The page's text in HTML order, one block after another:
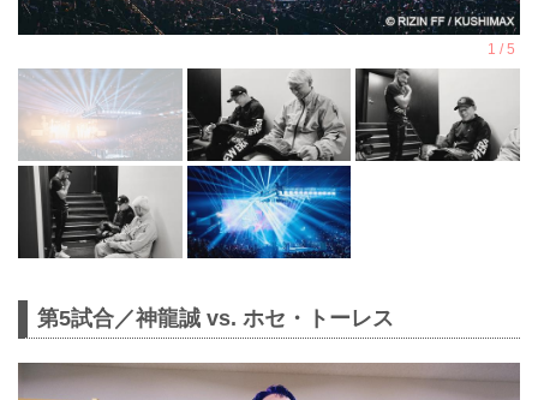
第5試合／神龍誠 vs. ホセ・トーレス